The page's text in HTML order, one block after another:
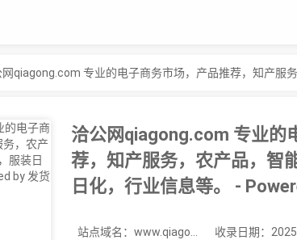
洽公网qiagong.com 专业的
荐，知产服务，农产品，智
日化，行业信息等。 -
站点域名：www.qiagong.com 收录日期：